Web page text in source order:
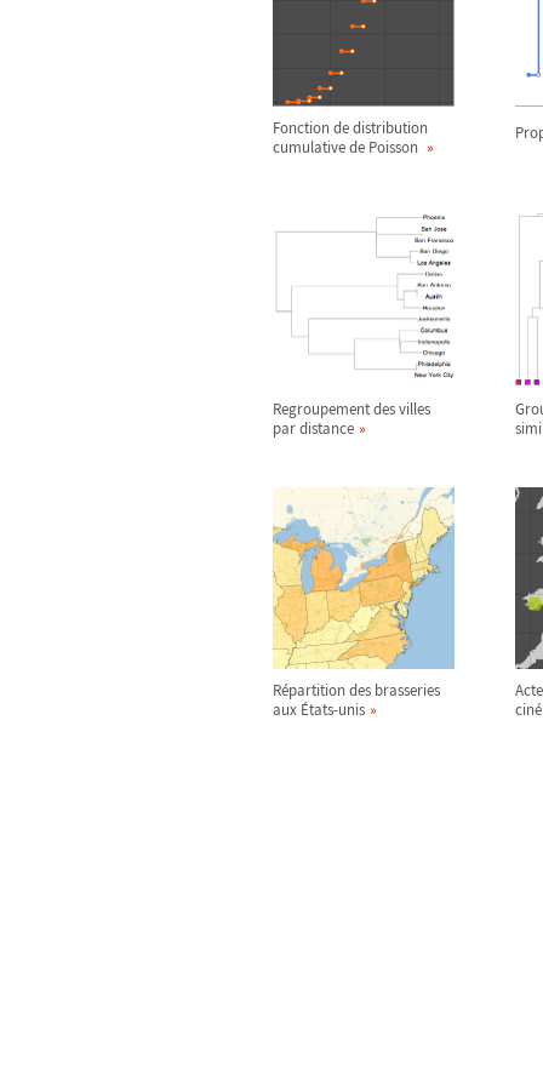
Fonction de distribution
cumulative de Poisson
Regroupement des villes
par distance
Répartition des brasseries
aux États-unis